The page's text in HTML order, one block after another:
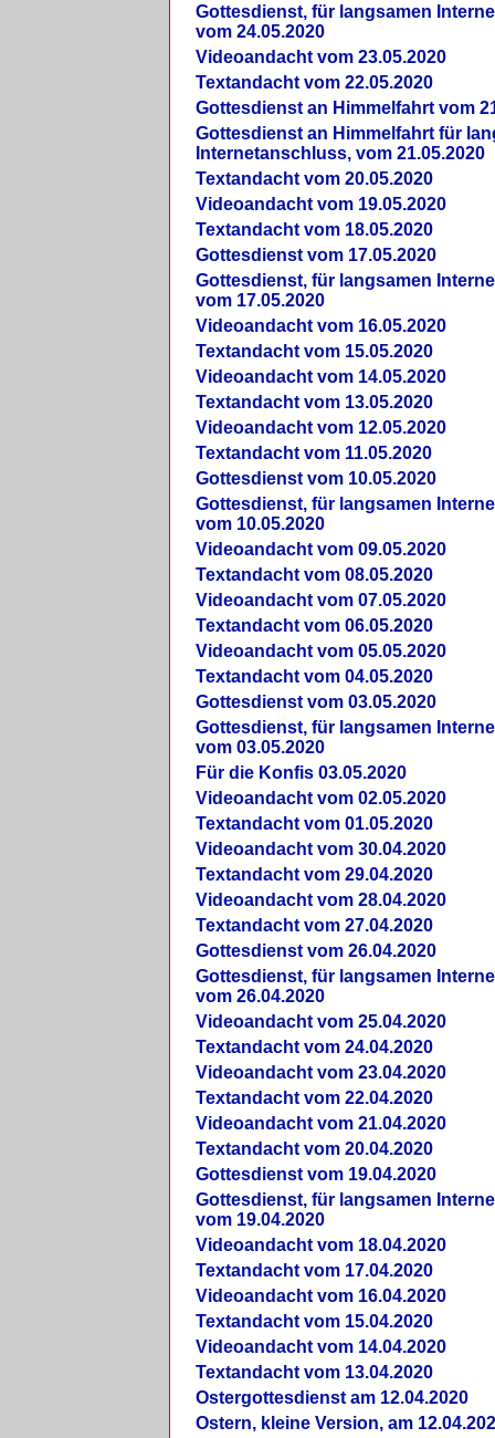
Gottesdienst, für langsamen
vom 24.05.2020
Videoandacht vom 23.05.2020
Textandacht vom 22.05.2020
Gottesdienst an Himmelfahrt vom
Gottesdienst an Himmelfahrt für
Internetanschluss, vom 21.05.2020
Textandacht vom 20.05.2020
Videoandacht vom 19.05.2020
Textandacht vom 18.05.2020
Gottesdienst vom 17.05.2020
Gottesdienst, für langsamen
vom 17.05.2020
Videoandacht vom 16.05.2020
Textandacht vom 15.05.2020
Videoandacht vom 14.05.2020
Textandacht vom 13.05.2020
Videoandacht vom 12.05.2020
Textandacht vom 11.05.2020
Gottesdienst vom 10.05.2020
Gottesdienst, für langsamen
vom 10.05.2020
Videoandacht vom 09.05.2020
Textandacht vom 08.05.2020
Videoandacht vom 07.05.2020
Textandacht vom 06.05.2020
Videoandacht vom 05.05.2020
Textandacht vom 04.05.2020
Gottesdienst vom 03.05.2020
Gottesdienst, für langsamen
vom 03.05.2020
Für die Konfis 03.05.2020
Videoandacht vom 02.05.2020
Textandacht vom 01.05.2020
Videoandacht vom 30.04.2020
Textandacht vom 29.04.2020
Videoandacht vom 28.04.2020
Textandacht vom 27.04.2020
Gottesdienst vom 26.04.2020
Gottesdienst, für langsamen
vom 26.04.2020
Videoandacht vom 25.04.2020
Textandacht vom 24.04.2020
Videoandacht vom 23.04.2020
Textandacht vom 22.04.2020
Videoandacht vom 21.04.2020
Textandacht vom 20.04.2020
Gottesdienst vom 19.04.2020
Gottesdienst, für langsamen
vom 19.04.2020
Videoandacht vom 18.04.2020
Textandacht vom 17.04.2020
Videoandacht vom 16.04.2020
Textandacht vom 15.04.2020
Videoandacht vom 14.04.2020
Textandacht vom 13.04.2020
Ostergottesdienst am 12.04.2020
Ostern, kleine Version, am